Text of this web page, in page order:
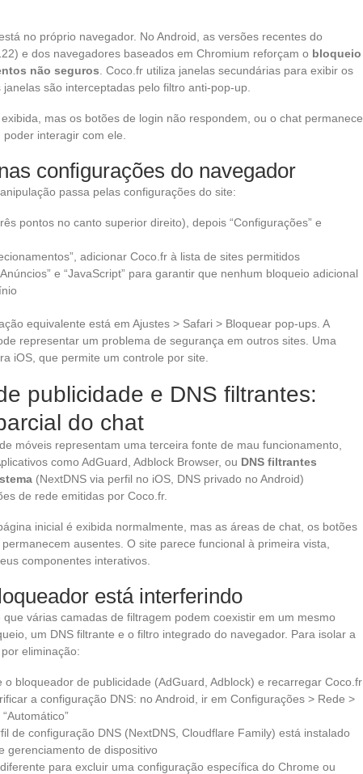
no próprio navegador. No Android, as versões recentes do
e dos navegadores baseados em Chromium reforçam o bloqueio
não seguros . Coco.fr utiliza janelas secundárias para exibir os
são interceptadas pelo filtro anti-pop-up.
mas os botões de login não respondem, ou o chat permanece
interagir com ele.
configurações do navegador
passa pelas configurações do site:
pontos no canto superior direito), depois “Configurações” e
adicionar Coco.fr à lista de sites permitidos
e “JavaScript” para garantir que nenhum bloqueio adicional
equivalente está em Ajustes > Safari > Bloquear pop-ups. A
representar um problema de segurança em outros sites. Uma
iOS, que permite um controle por site.
publicidade e DNS filtrantes:
do chat
móveis representam uma terceira fonte de mau funcionamento,
como AdGuard, Adblock Browser, ou DNS filtrantes
(NextDNS via perfil no iOS, DNS privado no Android)
de rede emitidas por Coco.fr.
inicial é exibida normalmente, mas as áreas de chat, os botões
ausentes. O site parece funcional à primeira vista,
componentes interativos.
está interferindo
várias camadas de filtragem podem coexistir em um mesmo
um DNS filtrante e o filtro integrado do navegador. Para isolar a
eliminação:
o bloqueador de publicidade (AdGuard, Adblock) e recarregar Coco.fr
a configuração DNS: no Android, ir em Configurações > Rede >
de configuração DNS (NextDNS, Cloudflare Family) está instalado
gerenciamento de dispositivo
para excluir uma configuração específica do Chrome ou